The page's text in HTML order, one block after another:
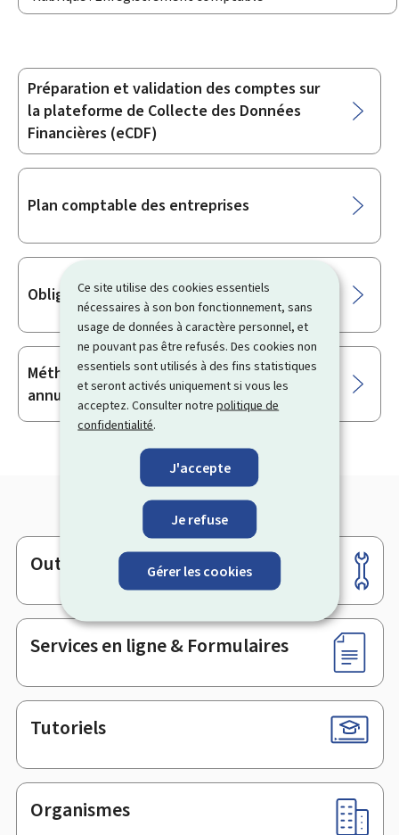
Ce site utilise des cookies essentiels
nécessaires à son bon fonctionnement, sans
usage de données à caractère personnel, et
ne pouvant pas être refusés. Des cookies non
essentiels sont utilisés à des fins statistiques
et seront activés uniquement si vous les
acceptez. Consulter notrepolitique de
confidentialité.
J'accepte
Je refuse
Gérer les cookies
Sous-
rubriques
Préparation et validation des comptes sur
la plateforme de Collecte des Données
Financières (eCDF)
Plan comptable des entreprises
Obligations comptables des entreprises
Méthodes d’établissement des comptes
annuels
Pied
de
page
Outils
Services en ligne & Formulaires
Tutoriels
Organismes